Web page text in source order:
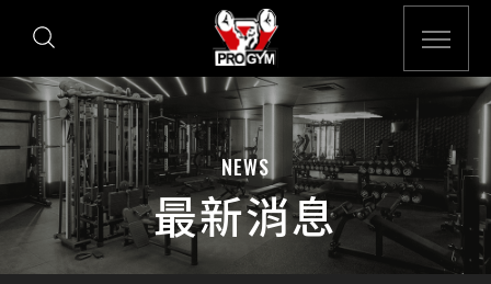
NEWS
最新消息